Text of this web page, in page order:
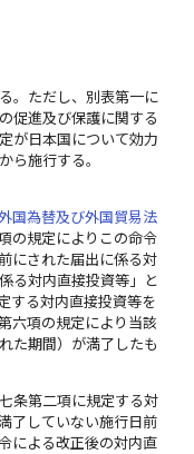
。ただし、別表第一に
促進及び保護に関する
が日本国について効力
ら施行する。
国為替及び外国貿易法
の規定によりこの命令
にされた届出に係る対
る対内直接投資等」と
する対内直接投資等を
六項の規定により当該
た期間）が満了したも
条第二項に規定する対
了していない施行日前
による改正後の対内直